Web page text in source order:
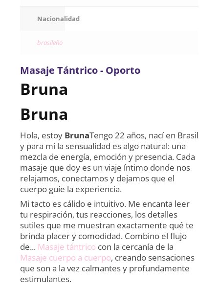
Nacionalidad
brasileño
Masaje Tántrico - Oporto
Bruna
Bruna
Hola, estoy BrunaTengo 22 años, nací en Brasil
y para mí la sensualidad es algo natural: una
mezcla de energía, emoción y presencia. Cada
masaje que doy es un viaje íntimo donde nos
relajamos, conectamos y dejamos que el
cuerpo guíe la experiencia.
Mi tacto es cálido e intuitivo. Me encanta leer
tu respiración, tus reacciones, los detalles
sutiles que me muestran exactamente qué te
brinda placer y comodidad. Combino el flujo
de... Masaje tántrico con la cercanía de la
Masaje cuerpo a cuerpo, creando sensaciones
que son a la vez calmantes y profundamente
estimulantes.